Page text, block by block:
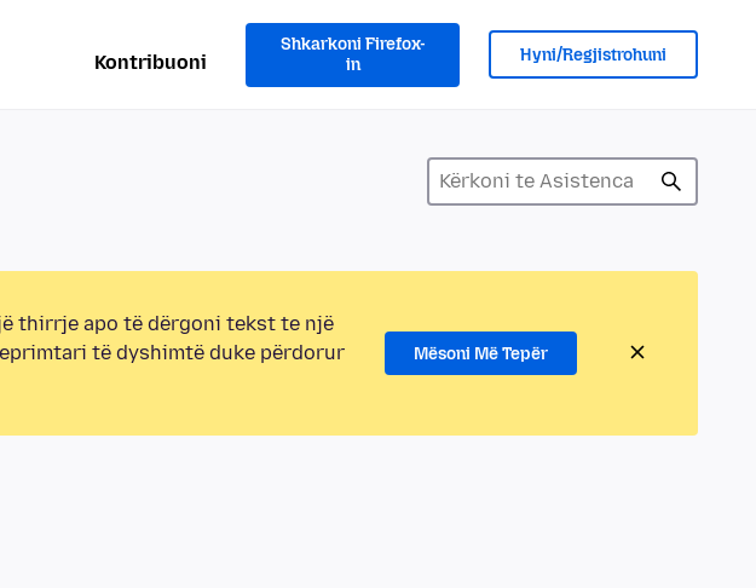
Kontribuoni
Shkarkoni Firefox-
in
Hyni/Regjistrohuni
thirrje apo të dërgoni tekst te një
të dyshimtë duke përdorur
Mësoni Më Tepër